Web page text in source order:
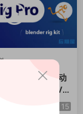
三维人物角色动
Auto-Rig Pro V3.
Rig V1.26.29
15